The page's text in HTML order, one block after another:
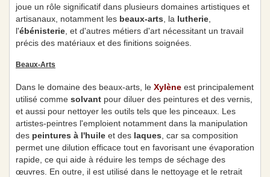
joue un rôle significatif dans plusieurs domaines artistiques et
artisanaux, notamment les beaux-arts , la lutherie
l'ébénisterie , et d'autres métiers d'art nécessitant un travail
précis des matériaux et des finitions soignées.
Beaux-Arts
Dans le domaine des beaux-arts, le Xylène est principalement
utilisé comme solvant pour diluer des peintures et des vernis,
et aussi pour nettoyer les outils tels que les pinceaux. Les
artistes-peintres l'emploient notamment dans la manipulation
des peintures à l'huile et des laques , car sa composition
permet une dilution efficace tout en favorisant une évaporation
rapide, ce qui aide à réduire les temps de séchage des
œuvres. En outre, il est utilisé dans le nettoyage et le retrait